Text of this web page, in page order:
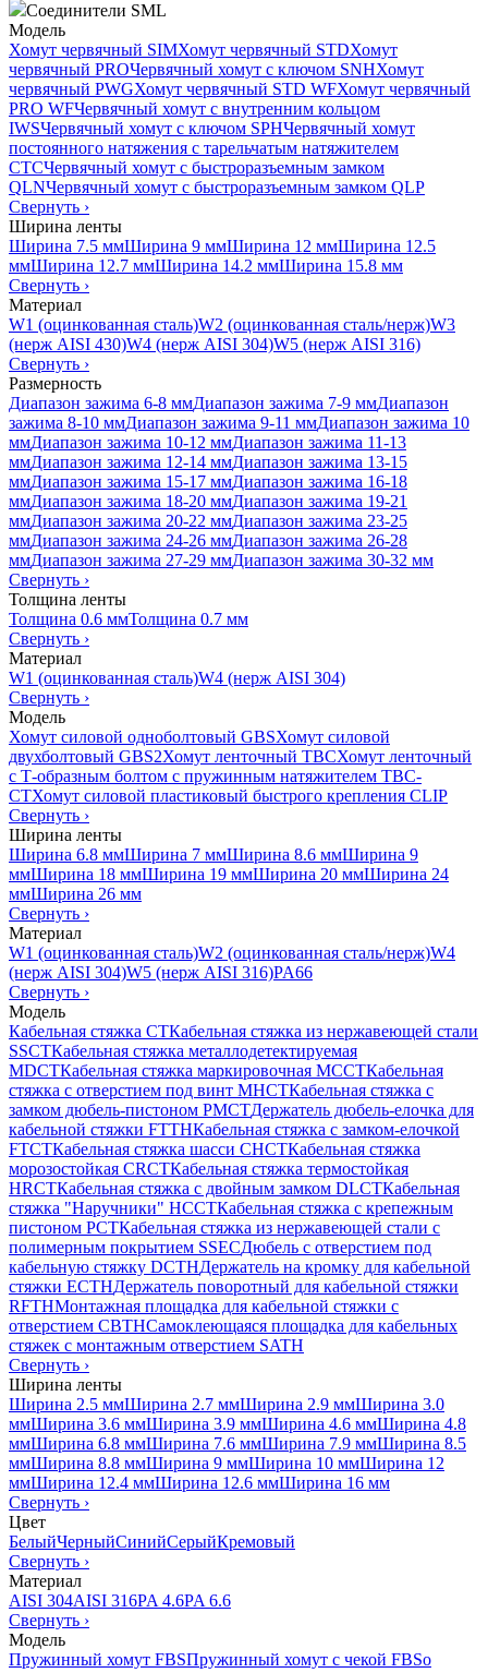
Соединители SML
Модель
Хомут червячный SIMХомут червячный STDХомут
червячный PROЧервячный хомут с ключом SNHХомут
червячный PWGХомут червячный STD WFХомут червячный
PRO WFЧервячный хомут с внутренним кольцом
IWSЧервячный хомут с ключом SPHЧервячный хомут
постоянного натяжения с тарельчатым натяжителем
CTCЧервячный хомут с быстроразъемным замком
QLNЧервячный хомут с быстроразъемным замком QLP
Свернуть ›
Ширина ленты
Ширина 7.5 ммШирина 9 ммШирина 12 ммШирина 12.5
ммШирина 12.7 ммШирина 14.2 ммШирина 15.8 мм
Свернуть ›
Материал
W1 (оцинкованная сталь)W2 (оцинкованная сталь/нерж)W3
(нерж AISI 430)W4 (нерж AISI 304)W5 (нерж AISI 316)
Свернуть ›
Размерность
Диапазон зажима 6-8 ммДиапазон зажима 7-9 ммДиапазон
зажима 8-10 ммДиапазон зажима 9-11 ммДиапазон зажима 10
ммДиапазон зажима 10-12 ммДиапазон зажима 11-13
ммДиапазон зажима 12-14 ммДиапазон зажима 13-15
ммДиапазон зажима 15-17 ммДиапазон зажима 16-18
ммДиапазон зажима 18-20 ммДиапазон зажима 19-21
ммДиапазон зажима 20-22 ммДиапазон зажима 23-25
ммДиапазон зажима 24-26 ммДиапазон зажима 26-28
ммДиапазон зажима 27-29 ммДиапазон зажима 30-32 мм
Свернуть ›
Толщина ленты
Толщина 0.6 ммТолщина 0.7 мм
Свернуть ›
Материал
W1 (оцинкованная сталь)W4 (нерж AISI 304)
Свернуть ›
Модель
Хомут силовой одноболтовый GBSХомут силовой
двухболтовый GBS2Хомут ленточный TBCХомут ленточный
с Т-образным болтом с пружинным натяжителем TBC-
CTХомут силовой пластиковый быстрого крепления CLIP
Свернуть ›
Ширина ленты
Ширина 6.8 ммШирина 7 ммШирина 8.6 ммШирина 9
ммШирина 18 ммШирина 19 ммШирина 20 ммШирина 24
ммШирина 26 мм
Свернуть ›
Материал
W1 (оцинкованная сталь)W2 (оцинкованная сталь/нерж)W4
(нерж AISI 304)W5 (нерж AISI 316)PA66
Свернуть ›
Модель
Кабельная стяжка CTКабельная стяжка из нержавеющей стали
SSCTКабельная стяжка металлодетектируемая
MDCTКабельная стяжка маркировочная MCCTКабельная
стяжка с отверстием под винт MHCTКабельная стяжка с
замком дюбель-пистоном PMCTДержатель дюбель-елочка для
кабельной стяжки FTTHКабельная стяжка c замком-елочкой
FTCTКабельная стяжка шасси CHCTКабельная стяжка
морозостойкая CRCTКабельная стяжка термостойкая
HRCTКабельная стяжка с двойным замком DLCTКабельная
стяжка "Наручники" HCCTКабельная стяжка с крепежным
пистоном PCTКабельная стяжка из нержавеющей стали с
полимерным покрытием SSECДюбель с отверстием под
кабельную стяжку DCTHДержатель на кромку для кабельной
стяжки ECTHДержатель поворотный для кабельной стяжки
RFTHМонтажная площадка для кабельной стяжки с
отверстием CBTHСамоклеющаяся площадка для кабельных
стяжек с монтажным отверстием SATH
Свернуть ›
Ширина ленты
Ширина 2.5 ммШирина 2.7 ммШирина 2.9 ммШирина 3.0
ммШирина 3.6 ммШирина 3.9 ммШирина 4.6 ммШирина 4.8
ммШирина 6.8 ммШирина 7.6 ммШирина 7.9 ммШирина 8.5
ммШирина 8.8 ммШирина 9 ммШирина 10 ммШирина 12
ммШирина 12.4 ммШирина 12.6 ммШирина 16 мм
Свернуть ›
Цвет
БелыйЧерныйСинийСерыйКремовый
Свернуть ›
Материал
AISI 304AISI 316PA 4.6PA 6.6
Свернуть ›
Модель
Пружинный хомут FBSПружинный хомут с чекой FBSo